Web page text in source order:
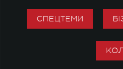
СПЕЦТЕМИ